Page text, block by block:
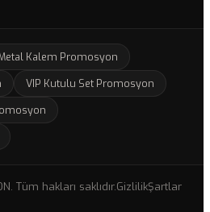
Kalem Promosyon
VIP Kutulu Set Promosyon
Tüm hakları saklıdır.GizlilikŞartlar